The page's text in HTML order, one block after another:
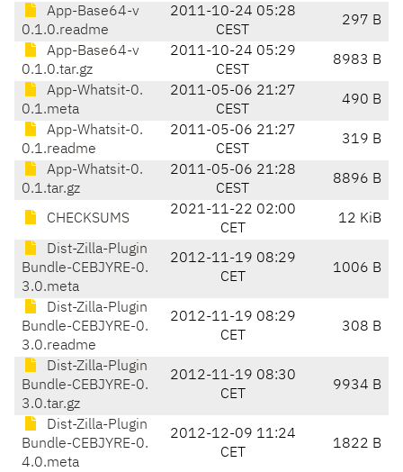
App-Base64-v
0.1.0.readme
2011-10-24 05:28
CEST
297 B
App-Base64-v
0.1.0.tar.gz
2011-10-24 05:29
CEST
8983 B
App-Whatsit-0.
0.1.meta
2011-05-06 21:27
CEST
490 B
App-Whatsit-0.
0.1.readme
2011-05-06 21:27
CEST
319 B
App-Whatsit-0.
0.1.tar.gz
2011-05-06 21:28
CEST
8896 B
CHECKSUMS
2021-11-22 02:00
CET
12 KiB
Dist-Zilla-Plugin
Bundle-CEBJYRE-0.
3.0.meta
2012-11-19 08:29
CET
1006 B
Dist-Zilla-Plugin
Bundle-CEBJYRE-0.
3.0.readme
2012-11-19 08:29
CET
308 B
Dist-Zilla-Plugin
Bundle-CEBJYRE-0.
3.0.tar.gz
2012-11-19 08:30
CET
9934 B
Dist-Zilla-Plugin
Bundle-CEBJYRE-0.
4.0.meta
2012-12-09 11:24
CET
1822 B